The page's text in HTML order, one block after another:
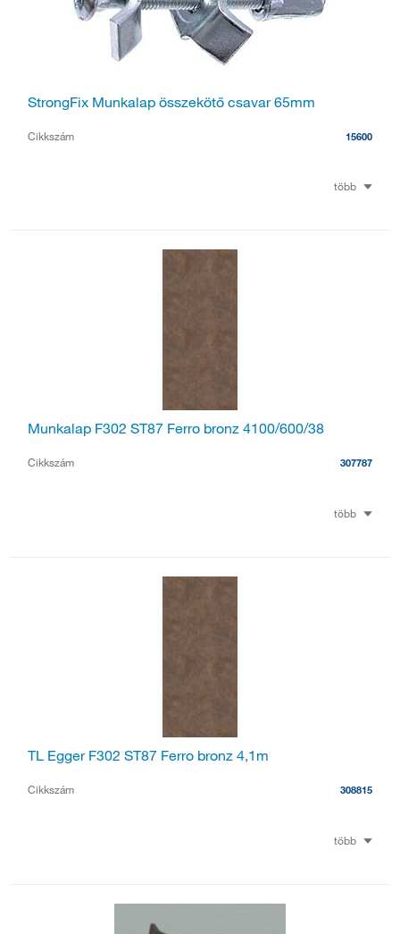
StrongFix Munkalap összekötő csavar 65mm
Cikkszám 15600
több
Munkalap F302 ST87 Ferro bronz 4100/600/38
Cikkszám 307787
több
TL Egger F302 ST87 Ferro bronz 4,1m
Cikkszám 308815
több